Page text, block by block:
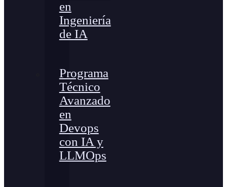
en
Ingeniería
de IA
Programa
Técnico
Avanzado
en
Devops
con IA y
LLMOps